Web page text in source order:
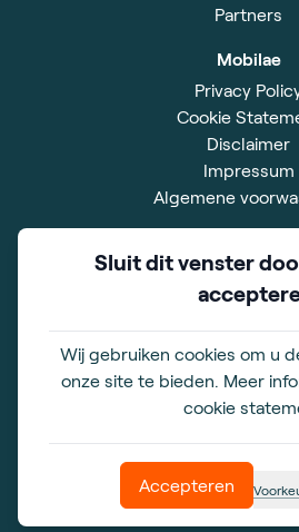
Partners
Mobilae
Privacy
Cookie
Disclaimer
Impressum
Algemene
Xavier De
9831 Deurle
BE
ma. t/m vr. 09.00-
© copyright
Sluit dit venster
Wij gebruiken cookies om u
onze site te bieden. Meer
cookie
Accepteren